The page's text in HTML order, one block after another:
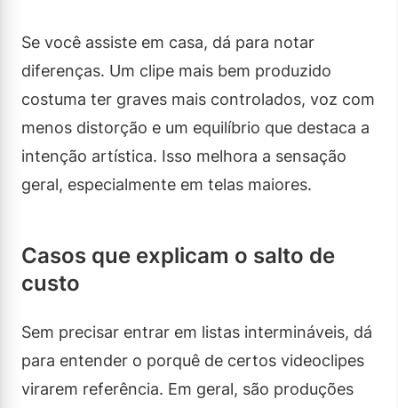
Se você assiste em casa, dá para notar
diferenças. Um clipe mais bem produzido
costuma ter graves mais controlados, voz com
menos distorção e um equilíbrio que destaca a
intenção artística. Isso melhora a sensação
geral, especialmente em telas maiores.
Casos que explicam o salto de
custo
Sem precisar entrar em listas intermináveis, dá
para entender o porquê de certos videoclipes
virarem referência. Em geral, são produções